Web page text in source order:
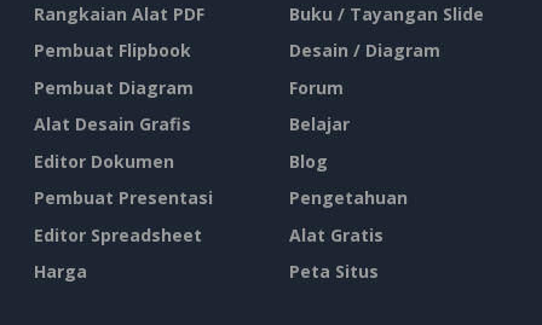
Rangkaian Alat PDF
Pembuat Flipbook
Pembuat Diagram
Alat Desain Grafis
Editor Dokumen
Pembuat Presentasi
Editor Spreadsheet
Harga
Buku / Tayangan Slide
Desain / Diagram
Forum
Belajar
Blog
Pengetahuan
Alat Gratis
Peta Situs